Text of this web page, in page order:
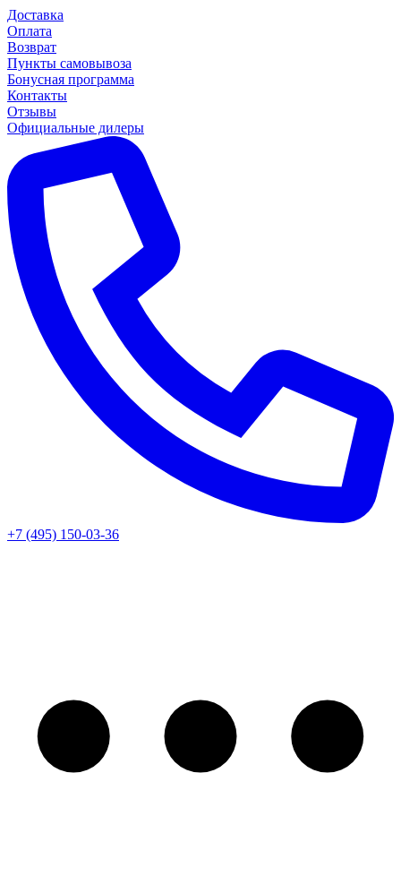
Доставка
Оплата
Возврат
Пункты самовывоза
Бонусная программа
Контакты
Отзывы
Официальные дилеры
+7 (495) 150-03-36